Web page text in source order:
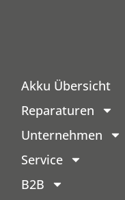
Akku Übersicht
Reparaturen
Unternehmen
Service
B2B